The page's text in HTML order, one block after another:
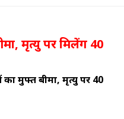
मृत्यु पर मिलेंग 40
मुफ्त बीमा, मृत्यु पर 40